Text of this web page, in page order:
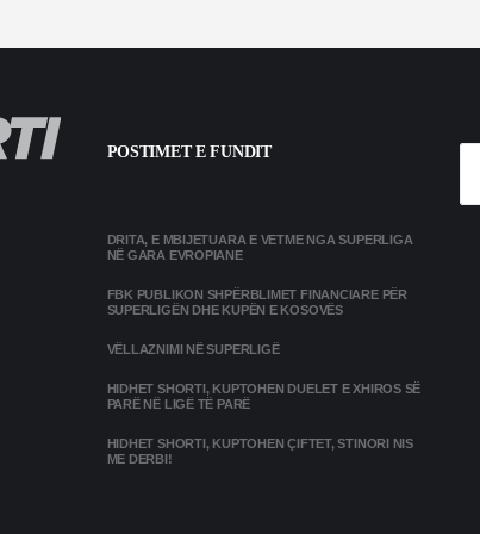
POSTIMET E FUNDIT
DRITA, E MBIJETUARA E VETME NGA SUPERLIGA
NË GARA EVROPIANE
FBK PUBLIKON SHPËRBLIMET FINANCIARE PËR
SUPERLIGËN DHE KUPËN E KOSOVËS
VËLLAZNIMI NË SUPERLIGË
HIDHET SHORTI, KUPTOHEN DUELET E XHIROS SË
PARË NË LIGË TË PARË
HIDHET SHORTI, KUPTOHEN ÇIFTET, STINORI NIS
ME DERBI!